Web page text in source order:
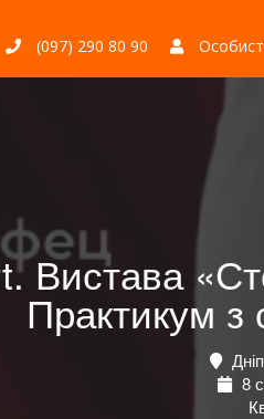
(097) 290 80 90
Вистава
Практикум з
8